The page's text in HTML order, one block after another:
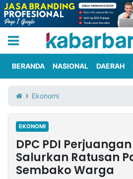
Iklan
Berita
Kami
Nasional
International
Olahraga
Entertainment
Daerah
Pariwisata
Kuliner
Kolom
BERANDA NASIONAL DAERAH
Ekonomi
EKONOMI
DPC PDI
Salurkan Ratusan
Sembako Warga